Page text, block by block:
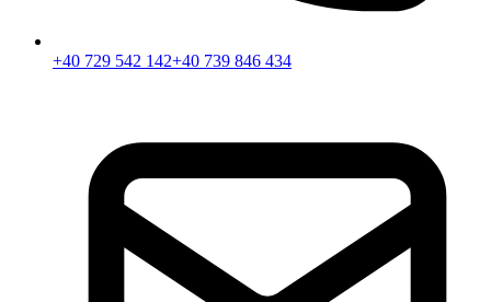
+40 729 542 142+40 739 846 434